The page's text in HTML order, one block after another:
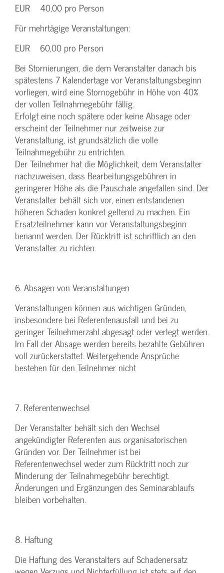
EUR 40,00 pro Person
Für mehrtägige Veranstaltungen:
EUR 60,00 pro Person
Bei Stornierungen, die dem Veranstalter danach bis
spätestens 7 Kalendertage vor Veranstaltungsbeginn
vorliegen, wird eine Stornogebühr in Höhe von 40%
der vollen Teilnahmegebühr fällig.
Erfolgt eine noch spätere oder keine Absage oder
erscheint der Teilnehmer nur zeitweise zur
Veranstaltung, ist grundsätzlich die volle
Teilnahmegebühr zu entrichten.
Der Teilnehmer hat die Möglichkeit, dem Veranstalter
nachzuweisen, dass Bearbeitungsgebühren in
geringerer Höhe als die Pauschale angefallen sind. Der
Veranstalter behält sich vor, einen entstandenen
höheren Schaden konkret geltend zu machen. Ein
Ersatzteilnehmer kann vor Veranstaltungsbeginn
benannt werden. Der Rücktritt ist schriftlich an den
Veranstalter zu richten.
6. Absagen von Veranstaltungen
Veranstaltungen können aus wichtigen Gründen,
insbesondere bei Referentenausfall und bei zu
geringer Teilnehmerzahl abgesagt oder verlegt werden.
Im Fall der Absage werden bereits bezahlte Gebühren
voll zurückerstattet. Weitergehende Ansprüche
bestehen für den Teilnehmer nicht
7. Referentenwechsel
Der Veranstalter behält sich den Wechsel
angekündigter Referenten aus organisatorischen
Gründen vor. Der Teilnehmer ist bei
Referentenwechsel weder zum Rücktritt noch zur
Minderung der Teilnahmegebühr berechtigt.
Änderungen und Ergänzungen des Seminarablaufs
bleiben vorbehalten.
8. Haftung
Die Haftung des Veranstalters auf Schadenersatz